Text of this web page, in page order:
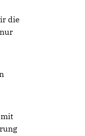
die
mit